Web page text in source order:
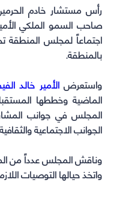
رأس مستشار خادم
صاحب السمو الملكي
اجتماعاً لمجلس المنطقة
بالمنطقة.
واستعرضالأمير خالد
الماضية وخططها
المجلس في جوانب
الجوانب الاجتماعية
وناقش المجلس عدداً من
واتخذ حيالها التوصيات